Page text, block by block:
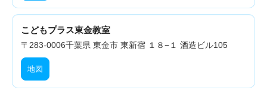
こどもプラス東金教室
〒283-0006千葉県 東金市 東新宿 １８−１ 酒造ビル105
地図